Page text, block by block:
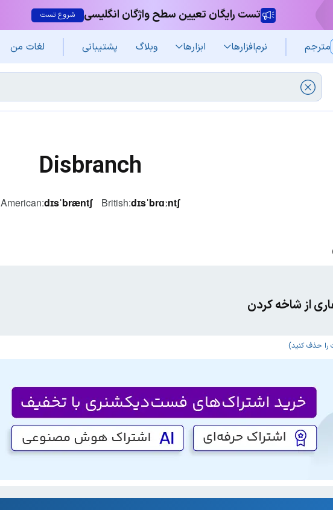
تست رایگان تعیین سطح واژگان انگلیسی شروع تست
مترجم نرم‌افزار‌ها ابزارها وبلاگ پشتیبانی لغات من
Disbranch
American:dɪsˈbræntʃ British:dɪsˈbrɑːntʃ
از شاخه کردن
را حذف کنید)